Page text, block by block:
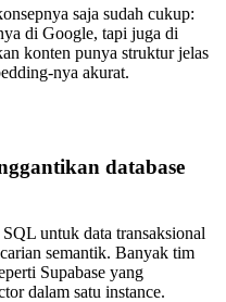
saja sudah cukup:
di Google, tapi juga di
konten punya struktur jelas
nya akurat.
database
untuk data transaksional
semantik. Banyak tim
Supabase yang
dalam satu instance.